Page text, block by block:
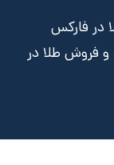
در فارکس
فروش طلا در